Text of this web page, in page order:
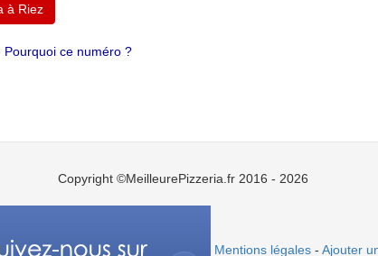
à Riez
Pourquoi ce numéro ?
Copyright ©MeilleurePizzeria.fr 2016 - 2026
Mentions légales- Ajouter